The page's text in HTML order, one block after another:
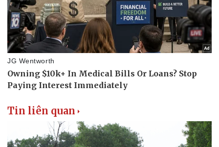
Tin liên quan